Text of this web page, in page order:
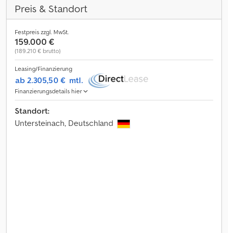
Preis & Standort
Festpreis zzgl. MwSt.
159.000 €
(189.210 € brutto)
Leasing/Finanzierung
ab 2.305,50 € mtl.
Finanzierungsdetails hier
Standort:
Untersteinach, Deutschland